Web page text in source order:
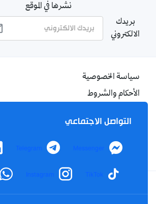
نشرها في الموقع
بريدك
الالكتروني
سياسة الخصوصية
الأحكام والشروط
اتصل بنا
من نحن
Facebook
YouTube
TikTok
التواصل الاجتماعي
Messenger
Telegram
TikTok
Instagram